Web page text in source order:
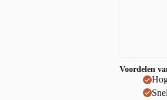
Voordelen